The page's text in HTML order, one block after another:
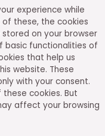
experience while
these, the cookies
on your browser
basic functionalities of
that help us
website. These
with your consent.
cookies. But
affect your browsing